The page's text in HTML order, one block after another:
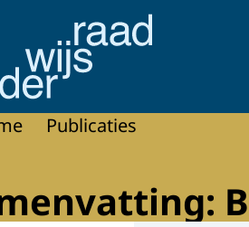
homepage van Onderwijsraad
Publicaties